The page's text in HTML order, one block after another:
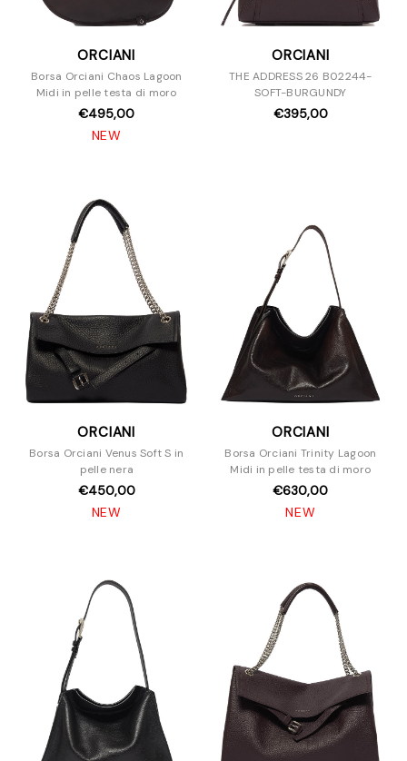
ORCIANI
Borsa Orciani Chaos Lagoon
Midi in pelle testa di moro
€495,00
NEW
ORCIANI
THE ADDRESS 26 B02244-
SOFT-BURGUNDY
€395,00
ORCIANI
Borsa Orciani Venus Soft S in
pelle nera
€450,00
NEW
ORCIANI
Borsa Orciani Trinity Lagoon
Midi in pelle testa di moro
€630,00
NEW